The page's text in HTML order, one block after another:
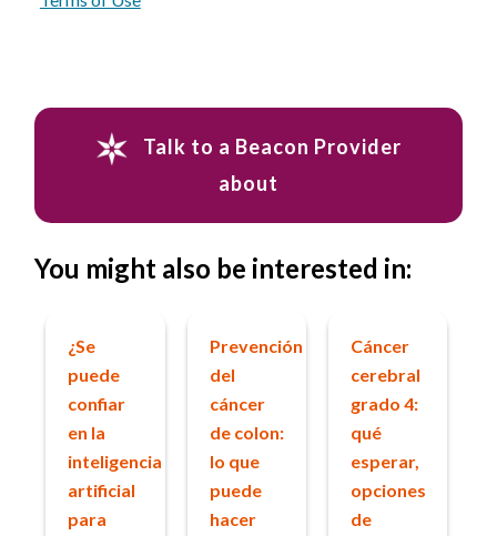
Talk to a Beacon Provider
about
You might also be interested in:
¿Se
puede
confiar
en la
inteligencia
artificial
para
Prevención
del
cáncer
de colon:
lo que
puede
hacer
Cáncer
cerebral
grado 4:
qué
esperar,
opciones
de